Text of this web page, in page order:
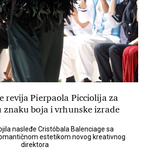
revija Pierpaola Picciolija za
znaku boja i vrhunske izrade
nasleđe Cristóbala Balenciage sa
estetikom novog kreativnog
direktora